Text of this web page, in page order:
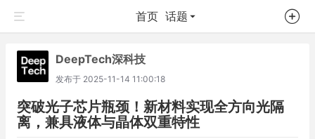
首页 话题
DeepTech深科技
发布于 2025-11-14 11:00:18
突破光子芯片瓶颈！新材料实现全方向光隔
离，兼具液体与晶体双重特性